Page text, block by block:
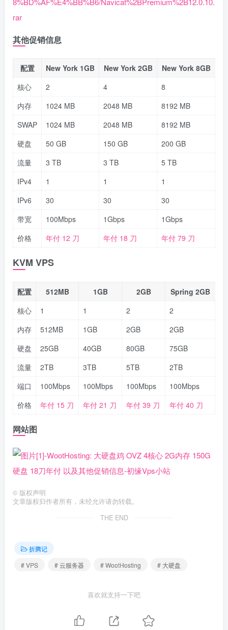
rar
其他促销信息
配置 New York 1GB New York 2GB
New York 8GB
核心
2 4
8
内存
1024 MB 2048 MB
8192 MB
SWAP
1024 MB 2048 MB
8192 MB
硬盘
50 GB 150 GB
200 GB
流量
3 TB 3 TB
5 TB
IPv4
1 1
1
IPv6
30 30
30
带宽
100Mbps 1Gbps
1Gbps
价格
年付 12 刀 年付 18 刀 年付 79 刀
KVM VPS
配置 512MB 1GB 2GB
Spring 2GB
核心
1 1 2
2
内存
512MB 1GB 2GB
2GB
硬盘
25GB 40GB 80GB
75GB
流量
2TB 3TB 5TB
2TB
端口
100Mbps 100Mbps 100Mbps
100Mbps
价格
年付 15 刀 年付 21 刀 年付 39 刀 年付 40 刀
网站图
© 版权声明
文章版权归作者所有，未经允许请勿转载。
THE END
折腾记
# VPS
# 云服务器 # WootHosting # 大硬盘
喜欢就支持一下吧